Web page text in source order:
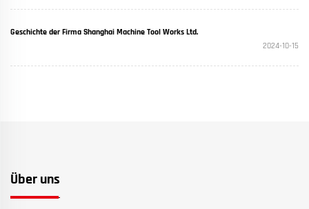
Geschichte der Firma Shanghai Machine Tool Works Ltd.
2024-10-15
Über uns